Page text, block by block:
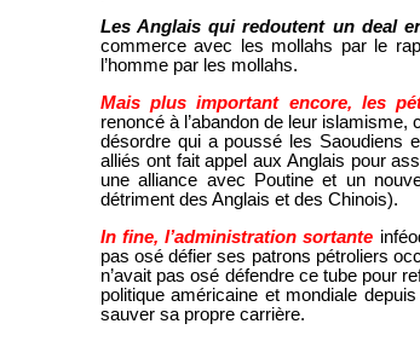
Les Anglais qui redoutent un deal
commerce avec les mollahs par le
l’homme par les mollahs.
Mais plus important encore, les
renoncé à l’abandon de leur
désordre qui a poussé les Saoudiens
alliés ont fait appel aux Anglais pour
une alliance avec Poutine et un
détriment des Anglais et des Chinois).
In fine, l’administration sortante
pas osé défier ses patrons pétroliers
n’avait pas osé défendre ce tube pour
politique américaine et mondiale
sauver sa propre carrière.